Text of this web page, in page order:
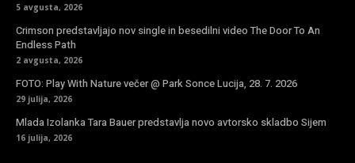
5 avgusta, 2026
Crimson predstavljajo nov single in besedilni video The Door To An
Endless Path
2 avgusta, 2026
FOTO: Play With Nature večer @ Park Sonce Lucija, 28. 7. 2026
29 julija, 2026
Mlada Izolanka Tara Bauer predstavlja novo avtorsko skladbo Sijem
16 julija, 2026